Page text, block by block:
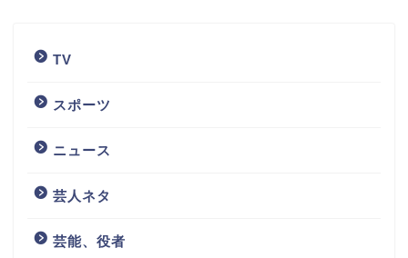
TV
スポーツ
ニュース
芸人ネタ
芸能、役者